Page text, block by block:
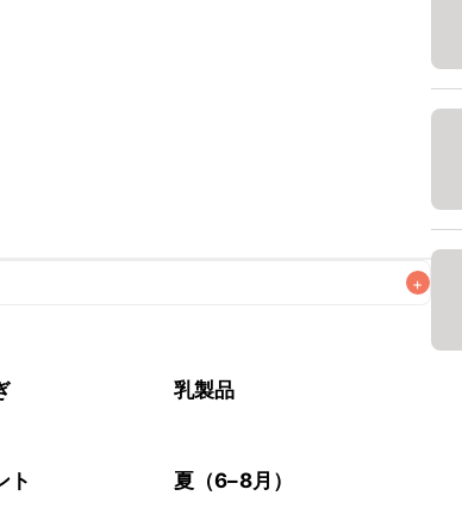
+
めにお召し上がりください。
乳製品
ト 夏（6–8月）